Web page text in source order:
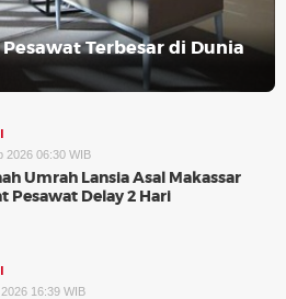
Terbesar di Dunia
2026 06:30 WIB
Umrah Lansia Asal Makassar
Pesawat Delay 2 Hari
16:39 WIB